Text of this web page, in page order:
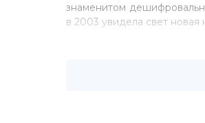
знаменитом
в 2003 увидела свет